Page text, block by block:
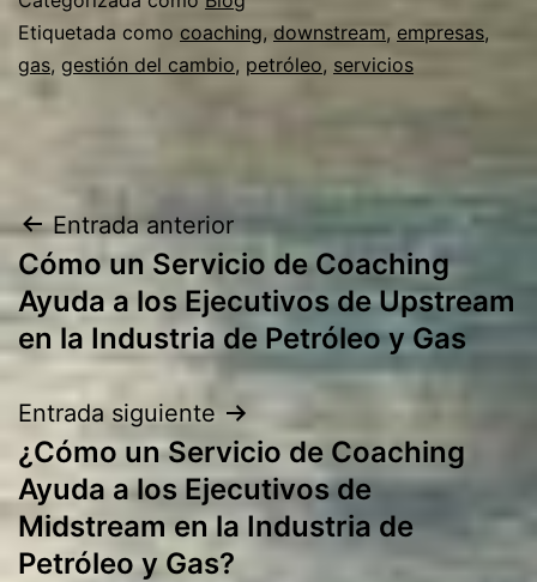
Etiquetada como coaching, downstream, empresas,
gas, gestión del cambio, petróleo, servicios
Navegación
de
entradas
Entrada anterior
Cómo un Servicio de Coaching
Ayuda a los Ejecutivos de Upstream
en la Industria de Petróleo y Gas
Entrada siguiente
¿Cómo un Servicio de Coaching
Ayuda a los Ejecutivos de
Midstream en la Industria de
Petróleo y Gas?